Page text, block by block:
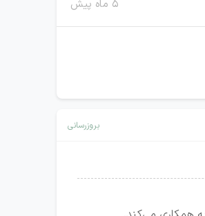
۵ ماه پیش
بروزرسانی